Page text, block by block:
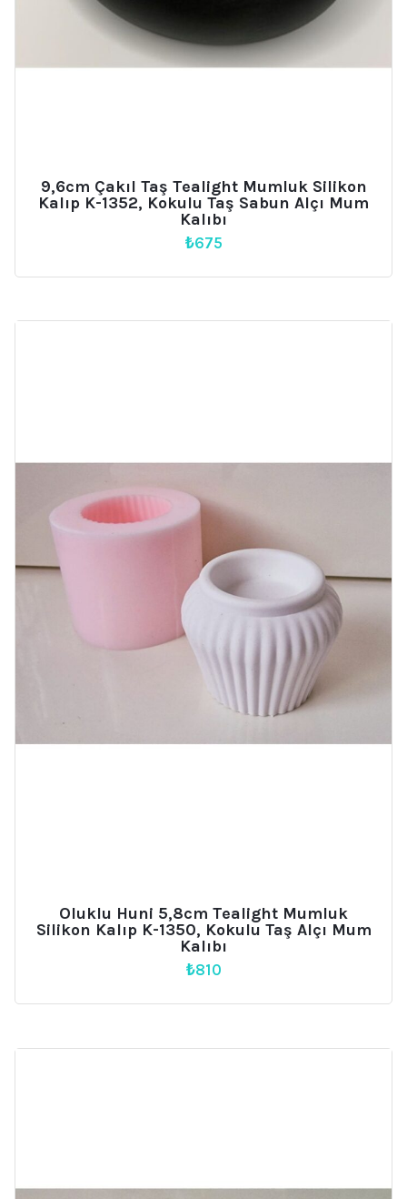
9,6cm Çakıl Taş Tealight Mumluk Silikon
Kalıp K-1352, Kokulu Taş Sabun Alçı Mum
Kalıbı
₺675
Oluklu Huni 5,8cm Tealight Mumluk
Silikon Kalıp K-1350, Kokulu Taş Alçı Mum
Kalıbı
₺810